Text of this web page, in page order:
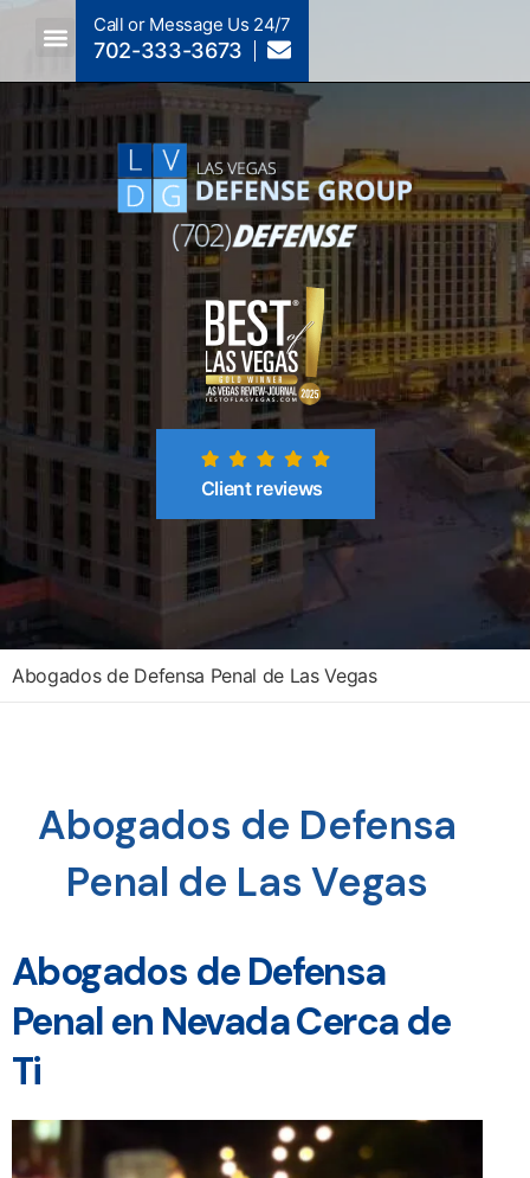
Call or Message Us 24/7
702-333-3673
Client reviews
Abogados de Defensa Penal de Las Vegas
Abogados de Defensa
Penal de Las Vegas
Abogados de Defensa
Penal en Nevada Cerca de
Ti